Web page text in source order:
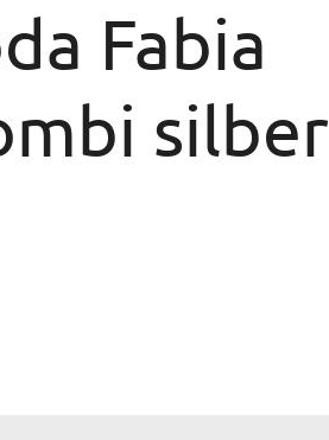
Fabia
silber